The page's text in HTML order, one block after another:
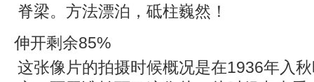
脊梁。方法漂泊，砥柱巍然！
伸开剩余85%
这张像片的拍摄时候概况是在1936年入